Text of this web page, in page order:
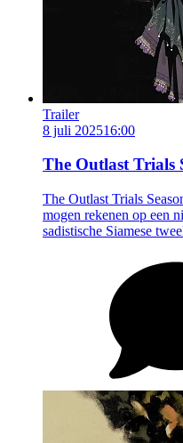
Trailer
8 juli 202516:00
The Outlast Trials
The Outlast Trials
mogen rekenen op een
sadistische Siamese